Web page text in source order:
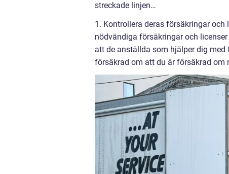
streckade linjen…
1. Kontrollera deras försäkringar
nödvändiga försäkringar och
att de anställda som hjälper dig
försäkrad om att du är försäkrad om